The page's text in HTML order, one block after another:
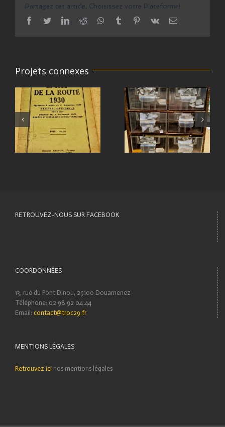
Partagez cet article, Choisissez votre Plateforme!
facebook
twitterlinkedinreddit whatsapptumblr pinterest
vk Email
Projets connexes
RETROUVEZ-NOUS SUR FACEBOOK
COORDONNÉES
13, rue du Pont Dinou, 29100 Douarnenez
Téléphone: 02 98 92 04 44
Email: contact@troc29.fr
MENTIONS LÉGALES
Retrouvez ici nos mentions légales